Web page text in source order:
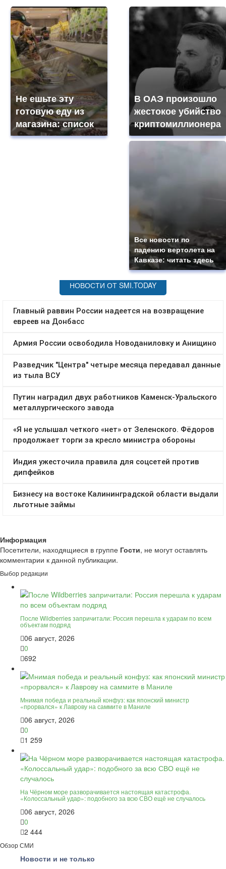
Не ешьте эту
готовую еду из
магазина: список
В ОАЭ произошло
жестокое убийство
криптомиллионера
Все новости по
падению вертолета на
Кавказе: читать здесь
Информация
Посетители, находящиеся в группе Гости, не могут оставлять
комментарии к данной публикации.
Выбор редакции
После Wildberries запричитали: Россия перешла к ударам по всем
объектам подряд
06 август, 2026
0
692
Мнимая победа и реальный конфуз: как японский министр
«прорвался» к Лаврову на саммите в Маниле
06 август, 2026
0
1 259
На Чёрном море разворачивается настоящая катастрофа.
«Колоссальный удар»: подобного за всю СВО ещё не случалось
06 август, 2026
0
2 444
Обзор СМИ
Новости и не только